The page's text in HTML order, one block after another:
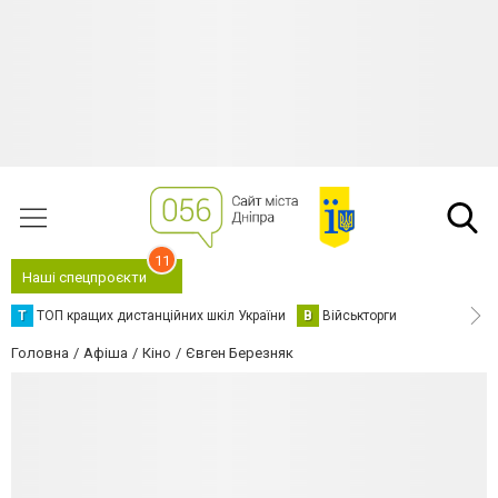
Наші спецпроєкти
11
Т ТОП кращих дистанційних шкіл України В Військторги
Головна Афіша Кіно Євген Березняк